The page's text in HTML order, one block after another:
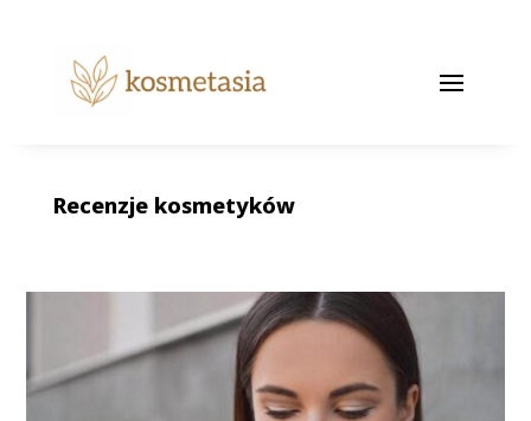
Recenzje kosmetyków